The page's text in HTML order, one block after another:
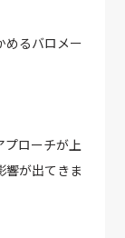
めるバロメー
プローチが上
響が出てきま